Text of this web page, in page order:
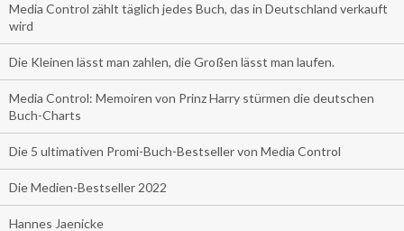
Media Control zählt täglich jedes Buch, das in Deutschland verkauft
wird
Die Kleinen lässt man zahlen, die Großen lässt man laufen.
Media Control: Memoiren von Prinz Harry stürmen die deutschen
Buch-Charts
Die 5 ultimativen Promi-Buch-Bestseller von Media Control
Die Medien-Bestseller 2022
Hannes Jaenicke